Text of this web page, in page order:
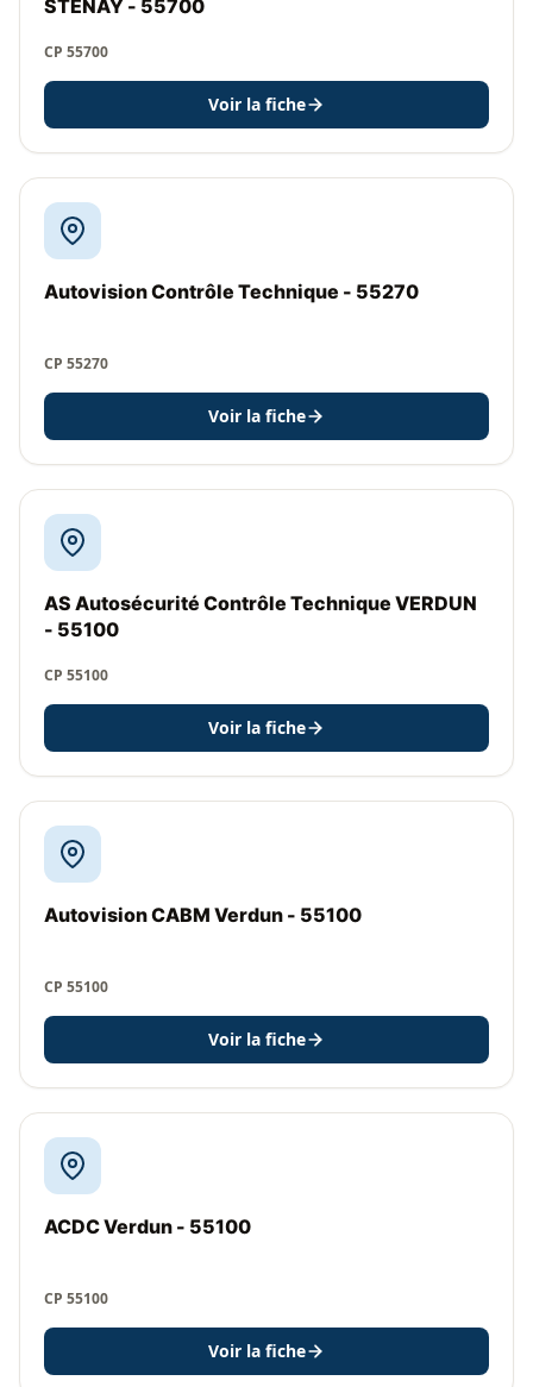
STENAY - 55700
CP 55700
Voir la fiche
Autovision Contrôle Technique - 55270
CP 55270
Voir la fiche
AS Autosécurité Contrôle Technique VERDUN
- 55100
CP 55100
Voir la fiche
Autovision CABM Verdun - 55100
CP 55100
Voir la fiche
ACDC Verdun - 55100
CP 55100
Voir la fiche